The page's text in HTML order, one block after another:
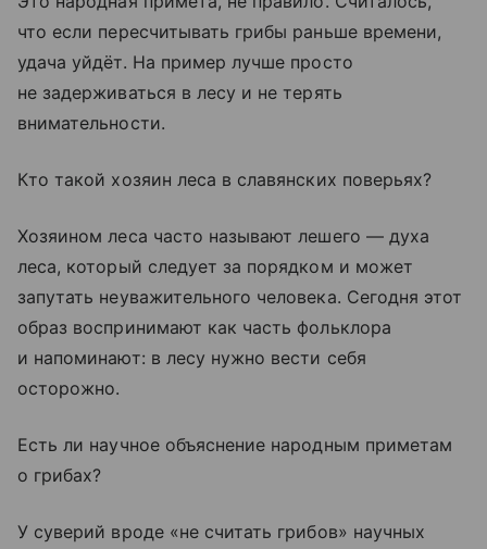
что если пересчитывать грибы раньше времени,
удача уйдёт. На пример лучше просто
не задерживаться в лесу и не терять
внимательности.
Кто такой хозяин леса в славянских поверьях?
Хозяином леса часто называют лешего — духа
леса, который следует за порядком и может
запутать неуважительного человека. Сегодня этот
образ воспринимают как часть фольклора
и напоминают: в лесу нужно вести себя
осторожно.
Есть ли научное объяснение народным приметам
о грибах?
У суверий вроде «не считать грибов» научных